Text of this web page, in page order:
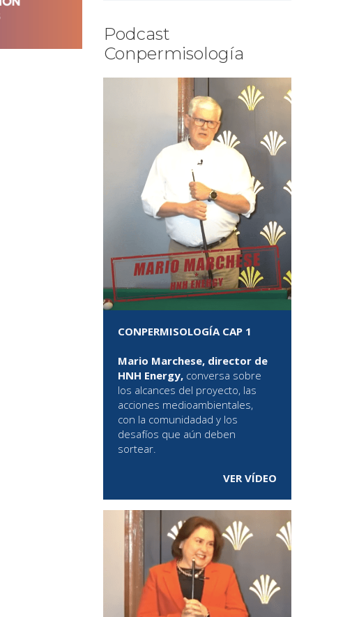
Podcast
Conpermisología
CONPERMISOLOGÍA CAP 1
Mario Marchese, director de
HNH Energy, conversa sobre
los alcances del proyecto, las
acciones medioambientales,
con la comunidadad y los
desafíos que aún deben
sortear.
VER VÍDEO